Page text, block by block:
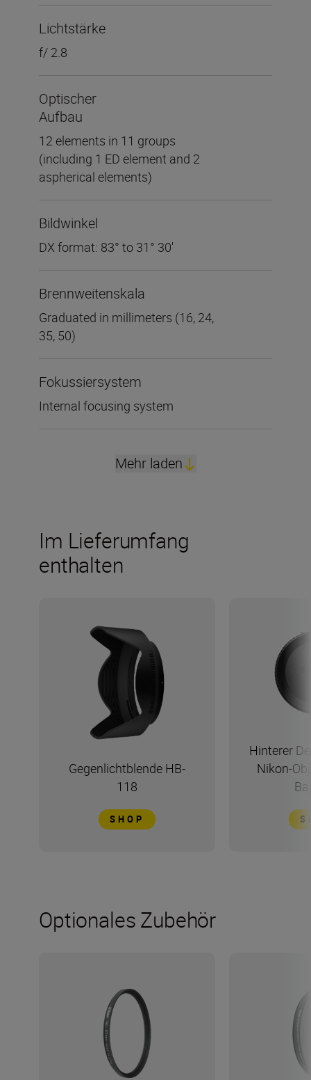
Lichtstärke
f/ 2.8
Optischer
Aufbau
12 elements in 11 groups
(including 1 ED element and 2
aspherical elements)
Bildwinkel
DX format: 83° to 31° 30′
Brennweitenskala
Graduated in millimeters (16, 24,
35, 50)
Fokussiersystem
Internal focusing system
Mehr laden
Im Lieferumfang
enthalten
Gegenlichtblende HB-
118
SHOP
Hinterer
Nikon-
Optionales Zubehör